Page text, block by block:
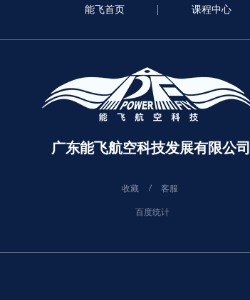
能飞首页 课程中心
广东能飞航空科技发展有限公司
收藏
客服
百度统计